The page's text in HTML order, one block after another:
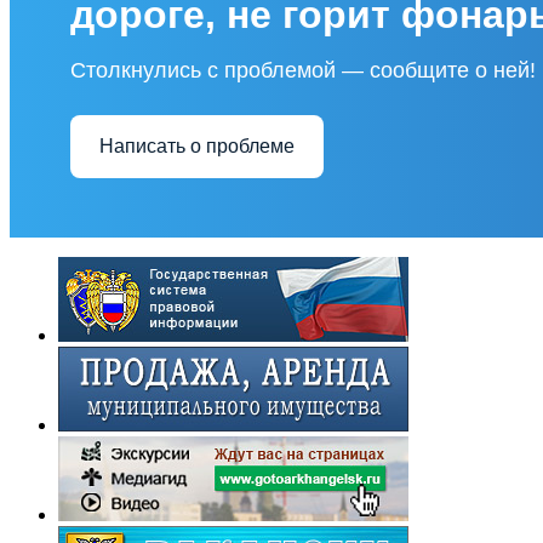
дороге, не горит
Столкнулись с проблемой — сообщите о ней!
Написать о проблеме